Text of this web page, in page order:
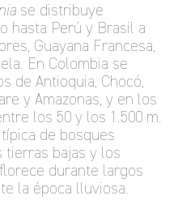
se distribuye
hasta Perú y Brasil a
Guayana Francesa,
En Colombia se
de Antioquia, Chocó,
y Amazonas, y en los
los 50 y los 1.500 m.
de bosques
tierras bajas y los
durante largos
la época lluviosa.